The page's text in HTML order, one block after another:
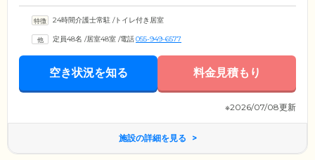
24時間介護士常駐 /トイレ付き居室
定員48名 /居室48室 /電話055-949-6577
空き状況を知る 料金見積もり
※2026/07/08更新
施設の詳細を見る